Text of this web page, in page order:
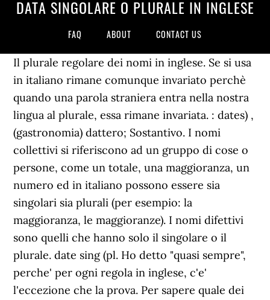
DATA SINGOLARE O PLURALE IN INGLESE
FAQ ABOUT CONTACT US
Il plurale regolare dei nomi in inglese. Se si usa
in italiano rimane comunque invariato perchè
quando una parola straniera entra nella nostra
lingua al plurale, essa rimane invariata. : dates) ,
(gastronomia) dattero; Sostantivo. I nomi
collettivi si riferiscono ad un gruppo di cose o
persone, come un totale, una maggioranza, un
numero ed in italiano possono essere sia
singolari sia plurali (per esempio: la
maggioranza, le maggioranze). I nomi difettivi
sono quelli che hanno solo il singolare o il
plurale. date sing (pl. Ho detto "quasi sempre",
perche' per ogni regola in inglese, c'e'
l'eccezione che la prova. Per sapere quale dei